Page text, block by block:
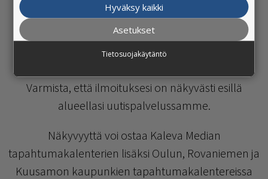
Ilmoittaja
Lisää tapahtumasi näkyvyyttä
Varmista, että ilmoituksesi on näkyvästi esillä
alueellasi uutispalvelussamme.
Näkyvyyttä voi ostaa Kaleva Median
tapahtumakalenterien lisäksi Oulun, Rovaniemen ja
Kuusamon kaupunkien tapahtumakalentereissa
Hyväksy kaikki
Asetukset
Tietosuojakäytäntö